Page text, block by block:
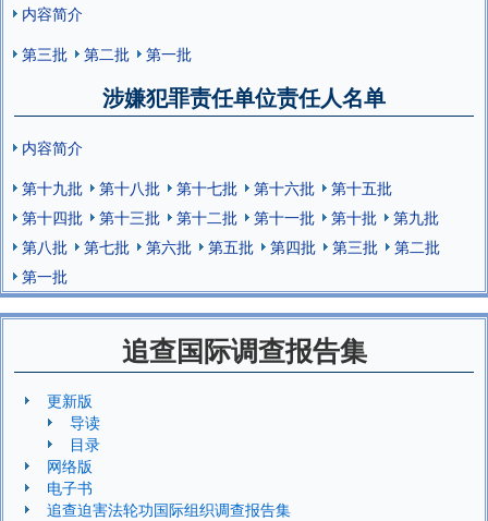
内容简介
第三批
第二批 第一批
涉嫌犯罪责任单位责任人名单
内容简介
第十九批
第十八批 第十七批 第十六批
第十五批
第十四批
第十三批 第十二批 第十一批 第十批
第九批
第八批
第七批 第六批 第五批 第四批 第三批
第二批
第一批
追查国际调查报告集
更新版
导读
目录
网络版
电子书
追查迫害法轮功国际组织调查报告集